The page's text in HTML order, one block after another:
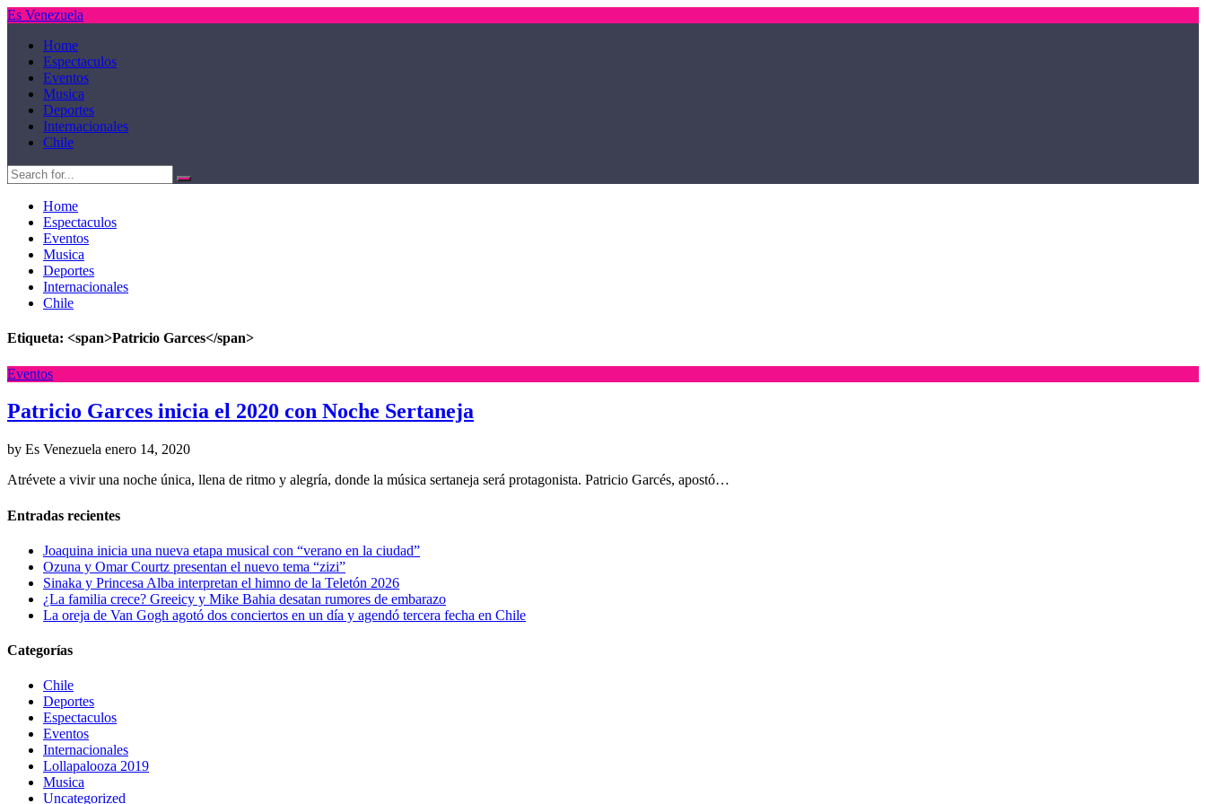
Es Venezuela
Home
Espectaculos
Eventos
Musica
Deportes
Internacionales
Chile
Home
Espectaculos
Eventos
Musica
Deportes
Internacionales
Chile
Etiqueta: <span>Patricio Garces</span>
Eventos
Patricio Garces inicia el 2020 con Noche Sertaneja
by Es Venezuela enero 14, 2020
Atrévete a vivir una noche única, llena de ritmo y alegría, donde la música sertaneja será protagonista. Patricio Garcés, apostó…
Entradas recientes
Joaquina inicia una nueva etapa musical con “verano en la ciudad”
Ozuna y Omar Courtz presentan el nuevo tema “zizi”
Sinaka y Princesa Alba interpretan el himno de la Teletón 2026
¿La familia crece? Greeicy y Mike Bahia desatan rumores de embarazo
La oreja de Van Gogh agotó dos conciertos en un día y agendó tercera fecha en Chile
Categorías
Chile
Deportes
Espectaculos
Eventos
Internacionales
Lollapalooza 2019
Musica
Uncategorized